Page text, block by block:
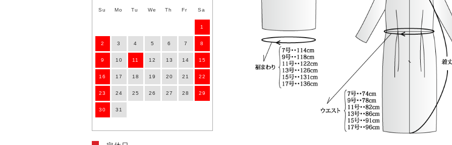
6月3日(金)は臨時休業といたしま
す。
ご注文は承りますが、自動返信メール
以外のご連絡、発送は行いませんので
ご注意くださいませ。
2022.03.30
Su Mo Tu We Th Fr Sa
1
2 3 4 5 6 7 8
9 10 11 12 13 14 15
16 17 18 19 20 21 22
23 24 25 26 27 28 29
30 31